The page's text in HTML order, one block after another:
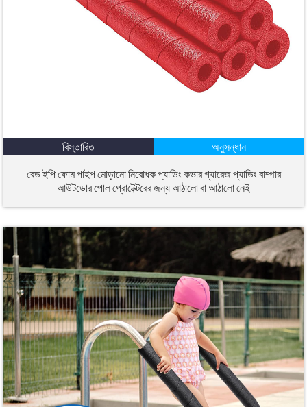
বিস্তারিত অনুসন্ধান
রেড ইপি ফোম পাইপ মোড়ানো নিরোধক প্যাডিং কভার গ্যারেজ প্যাডিং বাম্পার
আউটডোর পোল প্রোটেক্টরের জন্য আঠালো বা আঠালো নেই